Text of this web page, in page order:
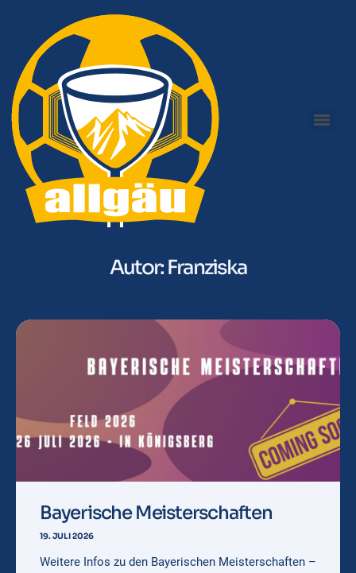
Autor:Franziska
Bayerische Meisterschaften
19. JULI 2026
Weitere Infos zu den Bayerischen Meisterschaften –